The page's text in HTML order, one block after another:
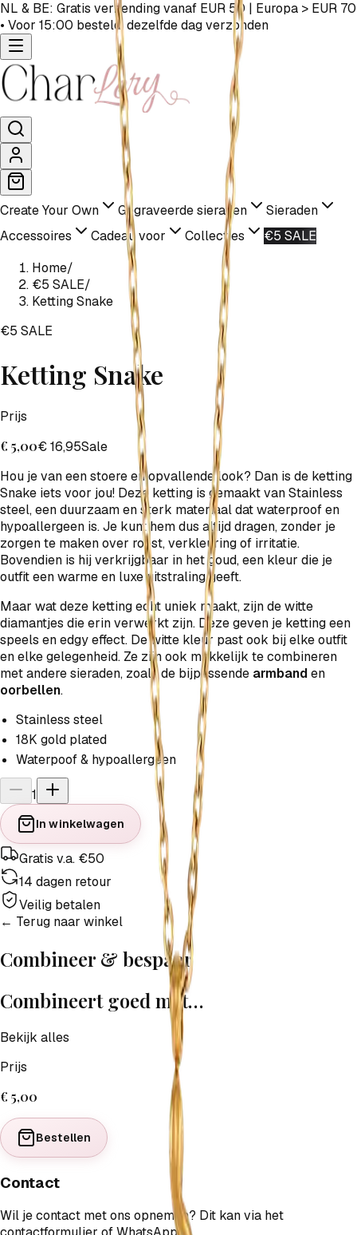
NL & BE: Gratis verzending vanaf EUR 50 | Europa > EUR 70
• Voor 15:00 besteld, dezelfde dag verzonden
Create Your Own Gegraveerde sieraden
Sieraden
Accessoires
Cadeau voor Collecties
€5 SALE
Home/
€5 SALE/
Ketting Snake
€5 SALE
Ketting Snake
Prijs
€ 5,00€ 16,95Sale
Hou je van een stoere en opvallende look? Dan is de ketting
Snake iets voor jou! Deze ketting is gemaakt van Stainless
steel, een duurzaam en sterk materiaal dat waterproof en
hypoallergeen is. Je kunt hem dus altijd dragen, zonder je
zorgen te maken over roest, verkleuring of irritatie.
Bovendien is hij verkrijgbaar in het goud, een kleur die je
outfit een warme en luxe uitstraling geeft.
Maar wat deze ketting echt uniek maakt, zijn de witte
diamantjes die erin verwerkt zijn. Deze geven je ketting een
speels en edgy effect. De witte kleur past ook bij elke outfit
en elke gelegenheid. Ze zijn ook makkelijk te combineren
met andere sieraden, zoals de bijpassende armbanden
oorbellen.
Stainless steel
18K gold plated
Waterpoof & hypoallergeen
1
In winkelwagen
Gratis v.a. €50
14 dagen retour
Veilig betalen
← Terug naar winkel
Combineer & bespaar
Combineert goed met…
Bekijk alles
Prijs
€ 5,00
Bestellen
Contact
Wil je contact met ons opnemen? Dit kan via het